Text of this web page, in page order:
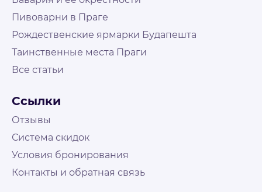
Свяжитесь с нами и наш менеджер поможет
подобрать путешествие
На связи Пн. - Пт. | 10:00 - 18:00, выходные и
Контакты
+48 573 503 888
booking@holly-travel.pl
Пивоварни в Праге
Рождественские ярмарки Будапешта
Таинственные места Праги
Все статьи
Ссылки
Отзывы
Система скидок
Условия бронирования
Контакты и обратная связь